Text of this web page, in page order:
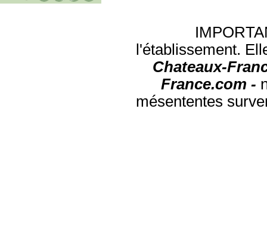
l'établissement.
Chateaux-
France.com -
mésententes